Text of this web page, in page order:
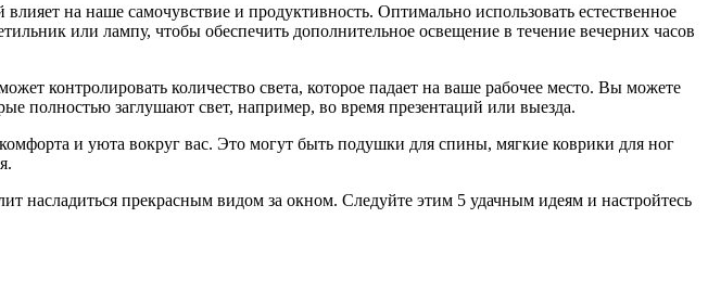
на наше самочувствие и продуктивность. Оптимально использовать естественное
или лампу, чтобы обеспечить дополнительное освещение в течение вечерних часов
контролировать количество света, которое падает на ваше рабочее место. Вы можете
полностью заглушают свет, например, во время презентаций или выезда.
и уюта вокруг вас. Это могут быть подушки для спины, мягкие коврики для ног
насладиться прекрасным видом за окном. Следуйте этим 5 удачным идеям и настройтесь